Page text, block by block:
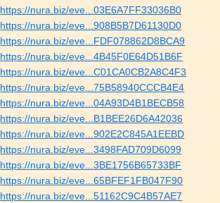
https://nura.biz/eve...03E6A7FF33036B0
https://nura.biz/eve...908B5B7D61130D0
https://nura.biz/eve...FDF078862D8BCA9
https://nura.biz/eve...4B45F0E64D51B6F
https://nura.biz/eve...C01CA0CB2A8C4F3
https://nura.biz/eve...75B58940CCCB4E4
https://nura.biz/eve...04A93D4B1BECB58
https://nura.biz/eve...B1BEE26D6A42036
https://nura.biz/eve...902E2C845A1EEBD
https://nura.biz/eve...3498FAD709D6099
https://nura.biz/eve...3BE1756B65733BF
https://nura.biz/eve...65BFEF1FB047F90
https://nura.biz/eve...51162C9C4B57AE7